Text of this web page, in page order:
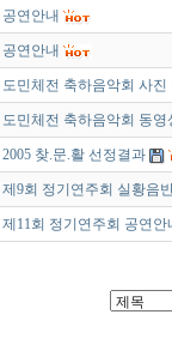
공연안내
공연안내
도민체전 축하음악회 사진
도민체전 축하음악회 동영
2005 찾.문.활 선정결과
제9회 정기연주회 실황음
제11회 정기연주회 공연안